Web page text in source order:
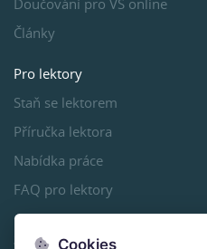
Články
Pro lektory
Staň se lektorem
Příručka lektora
Nabídka práce
FAQ pro lektory
Sleduj, sdílej, lajkuj
Cookies